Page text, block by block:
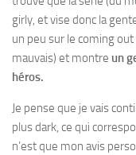
girly, et vise donc la
un peu sur le coming
mauvais) et montre un
héros.
Je pense que je vais
plus dark, ce qui
n’est que mon avis